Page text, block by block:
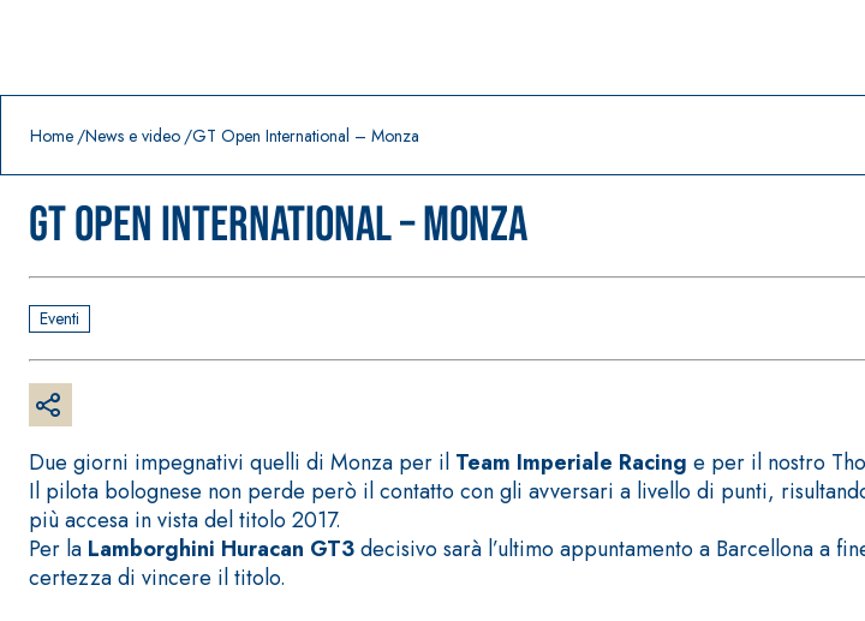
Home News e video GT Open International – Monza
GT Open International – Monza
Eventi
Due giorni impegnativi quelli di Monza per il Team Imperiale Racing e per il nostro
Il pilota bolognese non perde però il contatto con gli avversari a livello di punti,
più accesa in vista del titolo 2017.
Per la Lamborghini Huracan GT3decisivo sarà l’ultimo appuntamento a Barcellona a
certezza di vincere il titolo.
Prodotti in primo piano